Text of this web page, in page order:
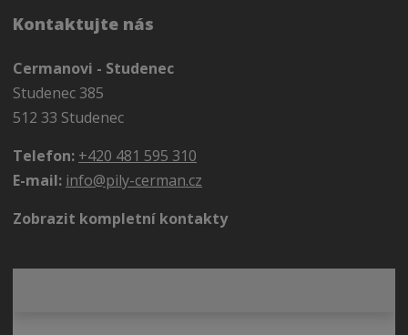
Kontaktujte nás
Cermanovi - Studenec
Studenec 385
512 33 Studenec
Telefon: +420 481 595 310
E-mail: info@pily-cerman.cz
Zobrazit kompletní kontakty